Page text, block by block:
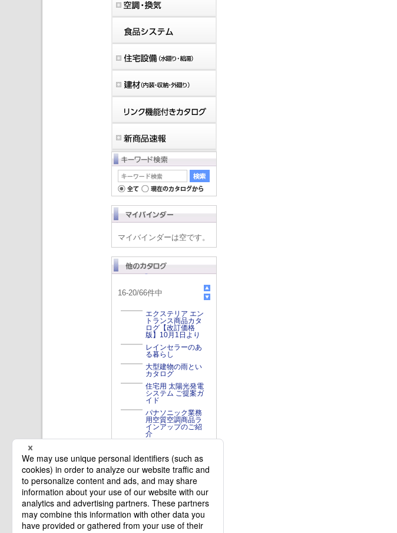
マイバインダーは空です。
16-20/66件中
エクステリア エン
トランス商品カタ
ログ【改訂価格
版】10月1日より
レインセラーのあ
る暮らし
大型建物の雨とい
カタログ
住宅用 太陽光発電
システム ご提案ガ
イド
パナソニック業務
用空質空調商品ラ
インアップのご紹
介